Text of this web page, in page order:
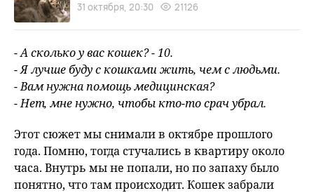
31 октября, 20:30 21126
- А сколько у вас кошек? - 10.
- Я лучше буду с кошками жить, чем с людьми.
- Вам нужна помощь медицинская?
- Нет, мне нужно, чтобы кто-то срач убрал.
Этот сюжет мы снимали в октябре прошлого
года. Помню, тогда стучались в квартиру около
часа. Внутрь мы не попали, но по запаху было
понятно, что там происходит. Кошек забрали